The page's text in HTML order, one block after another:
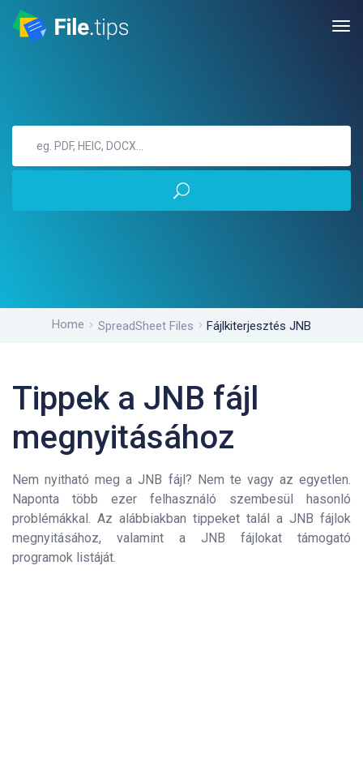
Home SpreadSheet Files Fájlkiterjesztés JNB
Tippek a JNB fájl
megnyitásához
Nem nyitható meg a JNB fájl? Nem te vagy az egyetlen.
Naponta több ezer felhasználó szembesül hasonló
problémákkal. Az alábbiakban tippeket talál a JNB fájlok
megnyitásához, valamint a JNB fájlokat támogató
programok listáját.